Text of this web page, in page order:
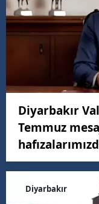
Diyarbakır
Temmuz
Diyarbakır